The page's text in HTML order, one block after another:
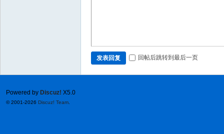
发表回复 回帖后跳转到最后一页
Powered by Discuz! X5.0
© 2001-2026 Discuz! Team